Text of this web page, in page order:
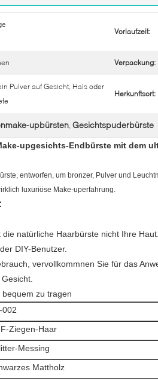
Vorlaufzeit:
Verpackung:
Pulver auf Gesicht, Hals oder
Herkunftsort:
upbürsten, Gesichtspuderbürste
upgesichts-Endbürste mit dem
entworfen, um bronzer, Pulver und
luxuriöse Make-uperfahrung.
natürliche Haarbürste nicht Ihre Haut.
DIY-Benutzer.
vervollkommnen Sie für das
zu tragen
002
Ziegen-Haar
Messing
Mattholz